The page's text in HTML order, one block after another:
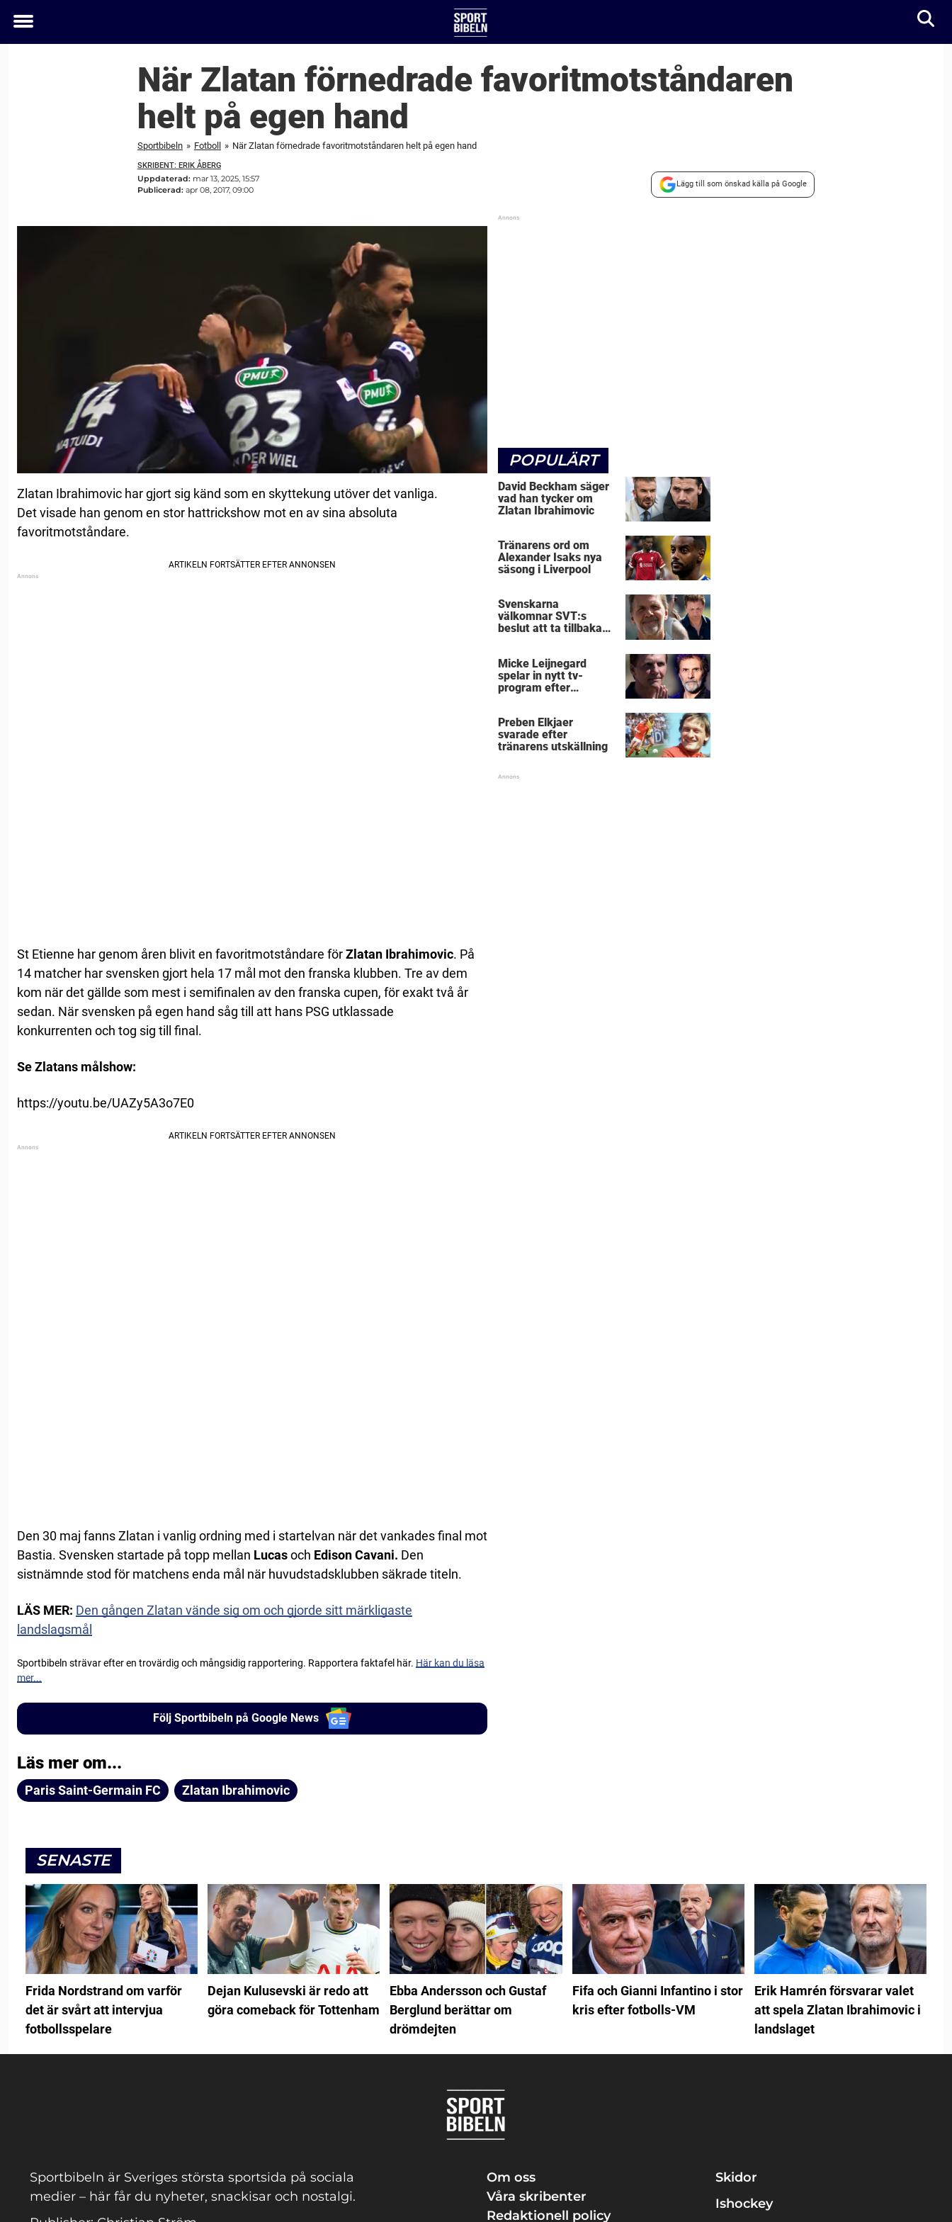
Toggle
När Zlatan förnedrade favoritmotståndaren
helt på egen hand
Sportbibeln » Fotboll » När Zlatan förnedrade favoritmotståndaren helt på egen hand
SKRIBENT: ERIK ÅBERG
Uppdaterad: mar 13, 2025, 15:57
Publicerad: apr 08, 2017, 09:00
Lägg till som önskad källa på Google
Zlatan Ibrahimovic har gjort sig känd som en skyttekung utöver det vanliga.
Det visade han genom en stor hattrickshow mot en av sina absoluta
favoritmotståndare.
St Etienne har genom åren blivit en favoritmotståndare förZlatan Ibrahimovic. På
14 matcher har svensken gjort hela 17 mål mot den franska klubben. Tre av dem
kom när det gällde som mest i semifinalen av den franska cupen, för exakt två år
sedan. När svensken på egen hand såg till att hans PSG utklassade
konkurrenten och tog sig till final.
Se Zlatans målshow:
https://youtu.be/UAZy5A3o7E0
Den 30 maj fanns Zlatan i vanlig ordning med i startelvan när det vankades final mot
Bastia. Svensken startade på topp mellan Lucasoch Edison Cavani. Den
sistnämnde stod för matchens enda mål när huvudstadsklubben säkrade titeln.
LÄS MER: Den gången Zlatan vände sig om och gjorde sitt märkligaste
landslagsmål
Sportbibeln strävar efter en trovärdig och mångsidig rapportering. Rapportera faktafel här. Här kan du läsa
mer...
Följ Sportbibeln på Google News
POPULÄRT
David Beckham säger
vad han tycker om
Zlatan Ibrahimovic
Tränarens ord om
Alexander Isaks nya
säsong i Liverpool
Svenskarna
välkomnar SVT:s
beslut att ta tillbaka
Micke Leijnegard
spelar in nytt tv-
program efter
Preben Elkjaer
svarade efter
tränarens utskällning
Läs mer om...
Paris Saint-Germain FC Zlatan Ibrahimovic
SENASTE
Frida Nordstrand om varför
det är svårt att intervjua
fotbollsspelare
Dejan Kulusevski är redo att
göra comeback för Tottenham
Ebba Andersson och Gustaf
Berglund berättar om
drömdejten
Fifa och Gianni Infantino i stor
kris efter fotbolls-VM
Erik Hamrén försvarar valet
att spela Zlatan Ibrahimovic i
landslaget
Sportbibeln är Sveriges största sportsida på sociala
medier – här får du nyheter, snackisar och nostalgi.
Om oss
Våra skribenter
Redaktionell policy
Skidor
Ishockey